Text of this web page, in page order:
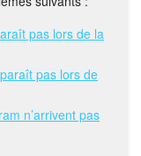
pas lors de la
pas lors de
n’arrivent pas